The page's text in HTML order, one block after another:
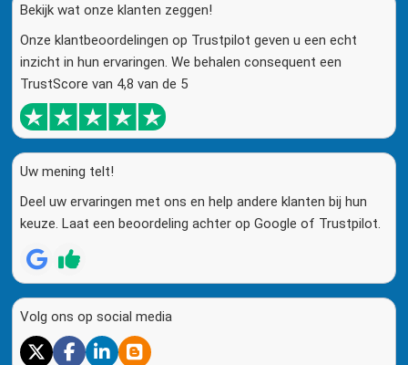
Bekijk wat onze klanten zeggen!
Onze klantbeoordelingen op Trustpilot geven u een echt
inzicht in hun ervaringen. We behalen consequent een
TrustScore van 4,8 van de 5
Uw mening telt!
Deel uw ervaringen met ons en help andere klanten bij hun
keuze. Laat een beoordeling achter op Google of Trustpilot.
Volg ons op social media